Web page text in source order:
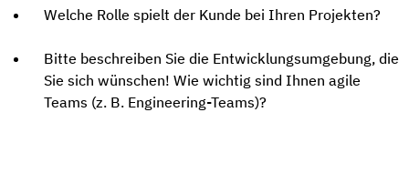
Welche Rolle spielt der Kunde bei Ihren Projekten?
Bitte beschreiben Sie die Entwicklungsumgebung, die
Sie sich wünschen! Wie wichtig sind Ihnen agile
Teams (z. B. Engineering-Teams)?